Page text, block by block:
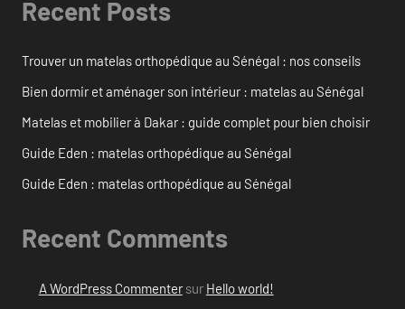
Recent Posts
Trouver un matelas orthopédique au Sénégal : nos conseils
Bien dormir et aménager son intérieur : matelas au Sénégal
Matelas et mobilier à Dakar : guide complet pour bien choisir
Guide Eden : matelas orthopédique au Sénégal
Guide Eden : matelas orthopédique au Sénégal
Recent Comments
A WordPress Commentersur Hello world!